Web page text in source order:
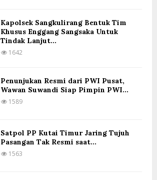
Kapolsek Sangkulirang Bentuk Tim
Khusus Enggang Sangsaka Untuk
Tindak Lanjut...
1642
Penunjukan Resmi dari PWI Pusat,
Wawan Suwandi Siap Pimpin PWI...
1589
Satpol PP Kutai Timur Jaring Tujuh
Pasangan Tak Resmi saat...
1563